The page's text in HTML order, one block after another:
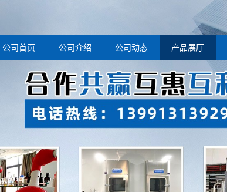
公司首页 公司介绍 公司动态 产品展厅